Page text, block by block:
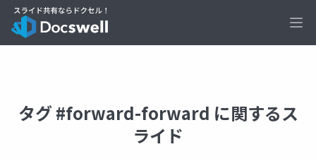
タグ #forward-forward に関するス
ライド